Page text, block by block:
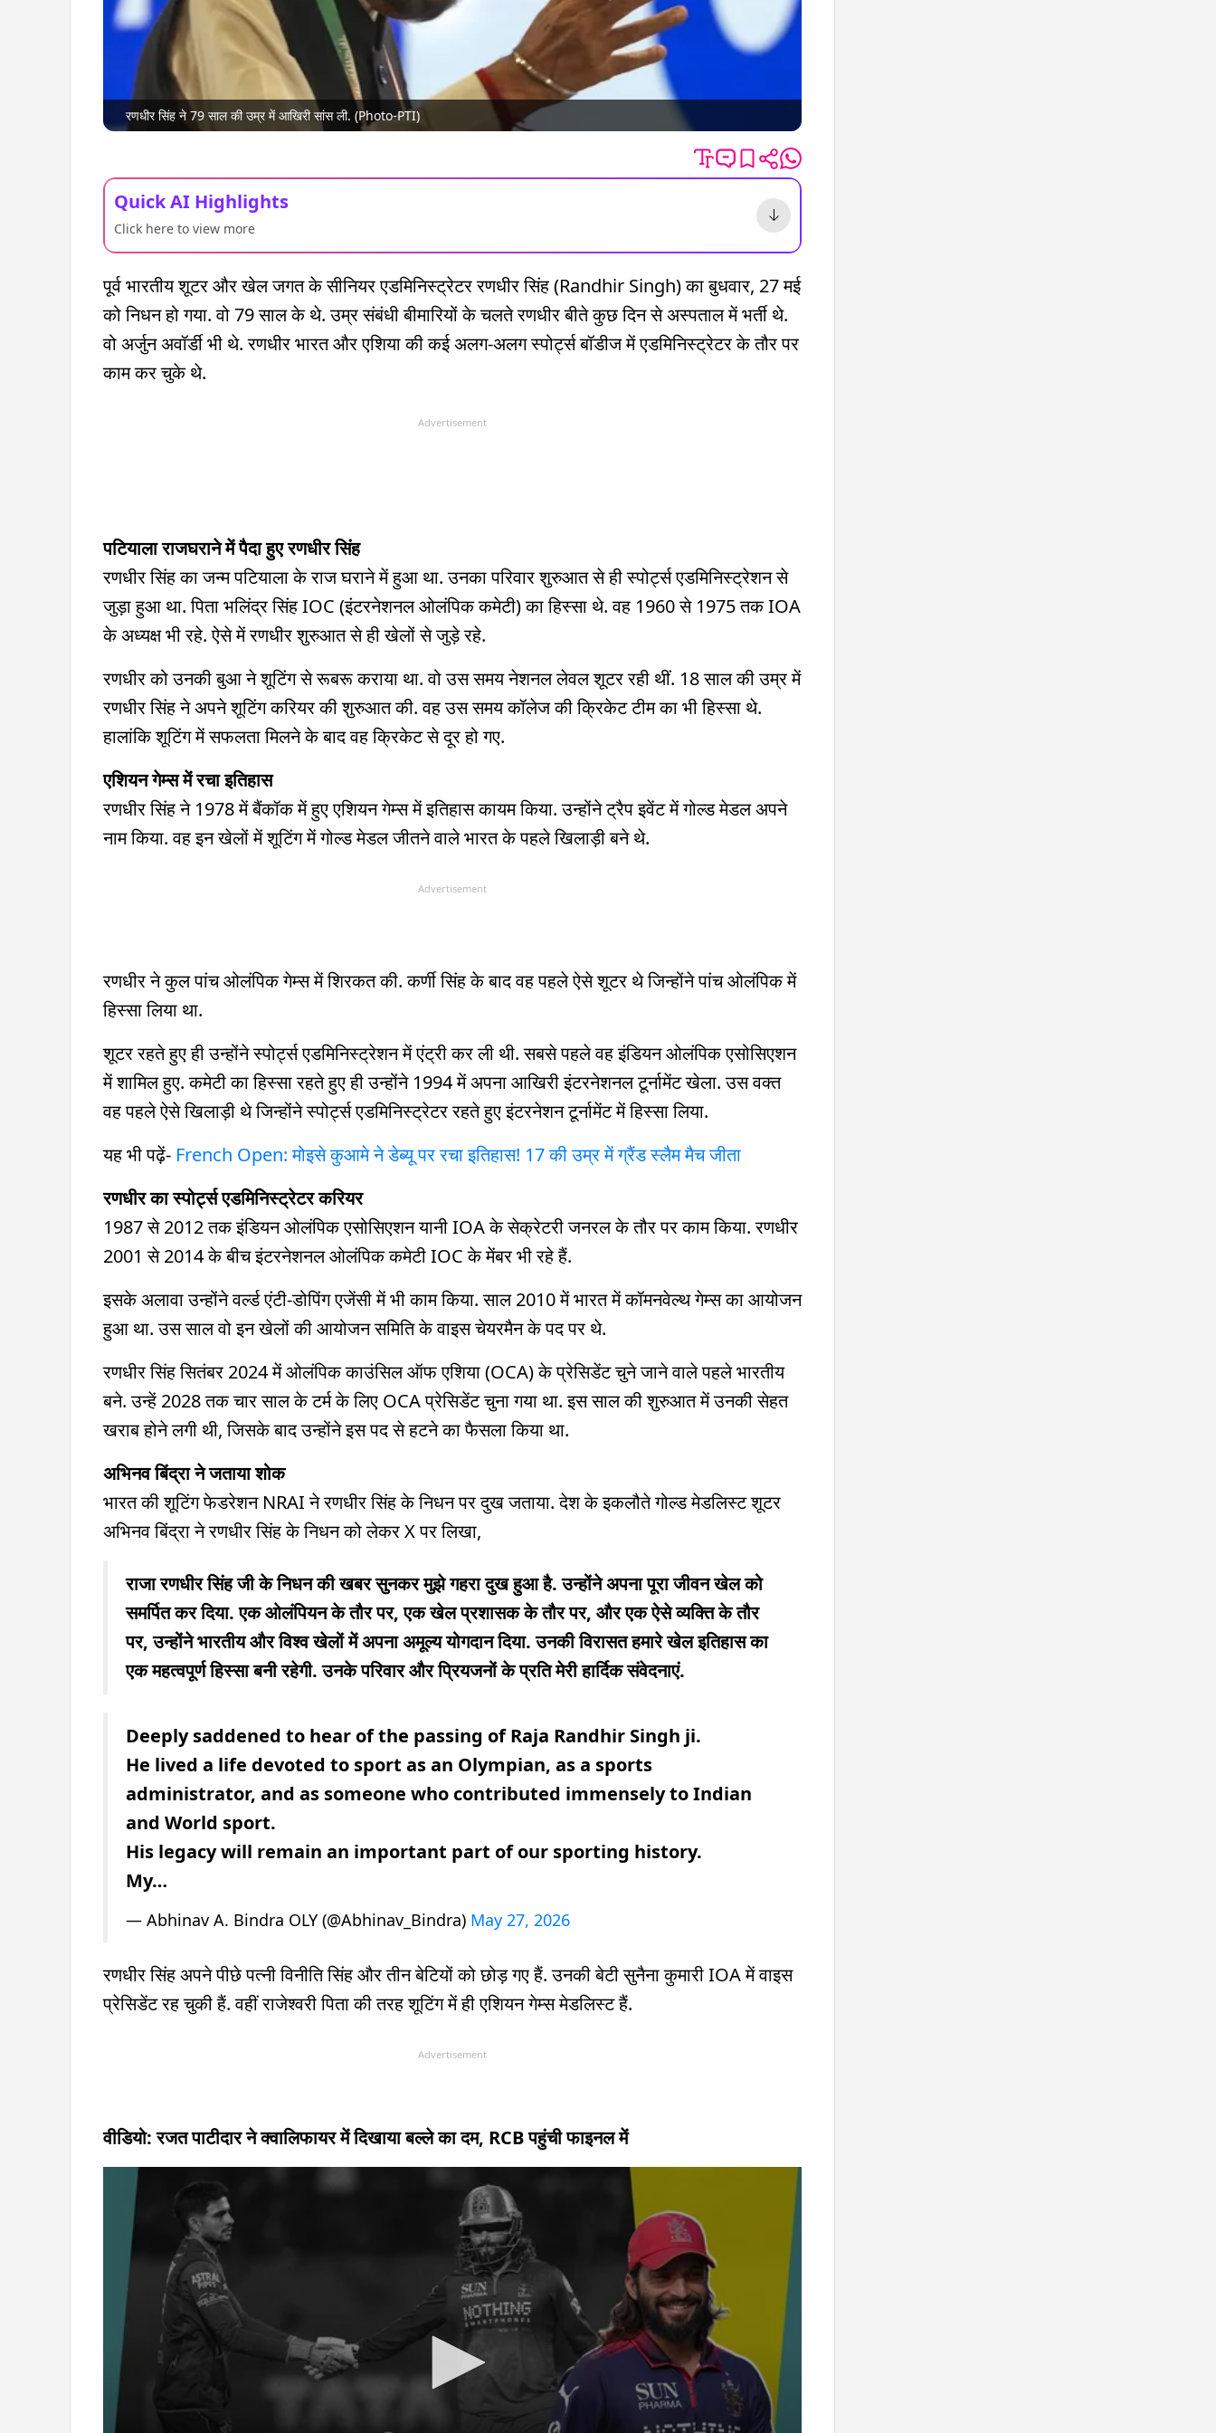
रणधीर सिंह ने 79 साल की उम्र में आखिरी सांस ली. (Photo-PTI)
Quick AI Highlights
Click here to view more
पूर्व भारतीय शूटर और खेल जगत के सीनियर एडमिनिस्ट्रेटर रणधीर सिंह (Randhir Singh) का बुधवार, 27 मई
को निधन हो गया. वो 79 साल के थे. उम्र संबंधी बीमारियों के चलते रणधीर बीते कुछ दिन से अस्पताल में भर्ती थे.
वो अर्जुन अवॉर्डी भी थे. रणधीर भारत और एशिया की कई अलग-अलग स्पोर्ट्स बॉडीज में एडमिनिस्ट्रेटर के तौर पर
काम कर चुके थे.
Advertisement
पटियाला राजघराने में पैदा हुए रणधीर सिंह
रणधीर सिंह का जन्म पटियाला के राज घराने में हुआ था. उनका परिवार शुरुआत से ही स्पोर्ट्स एडमिनिस्ट्रेशन से
जुड़ा हुआ था. पिता भलिंद्र सिंह IOC (इंटरनेशनल ओलंपिक कमेटी) का हिस्सा थे. वह 1960 से 1975 तक IOA
के अध्यक्ष भी रहे. ऐसे में रणधीर शुरुआत से ही खेलों से जुड़े रहे.
रणधीर को उनकी बुआ ने शूटिंग से रूबरू कराया था. वो उस समय नेशनल लेवल शूटर रही थीं. 18 साल की उम्र में
रणधीर सिंह ने अपने शूटिंग करियर की शुरुआत की. वह उस समय कॉलेज की क्रिकेट टीम का भी हिस्सा थे.
हालांकि शूटिंग में सफलता मिलने के बाद वह क्रिकेट से दूर हो गए.
एशियन गेम्स में रचा इतिहास
रणधीर सिंह ने 1978 में बैंकॉक में हुए एशियन गेम्स में इतिहास कायम किया. उन्होंने ट्रैप इवेंट में गोल्ड मेडल अपने
नाम किया. वह इन खेलों में शूटिंग में गोल्ड मेडल जीतने वाले भारत के पहले खिलाड़ी बने थे.
Advertisement
रणधीर ने कुल पांच ओलंपिक गेम्स में शिरकत की. कर्णी सिंह के बाद वह पहले ऐसे शूटर थे जिन्होंने पांच ओलंपिक में
हिस्सा लिया था.
शूटर रहते हुए ही उन्होंने स्पोर्ट्स एडमिनिस्ट्रेशन में एंट्री कर ली थी. सबसे पहले वह इंडियन ओलंपिक एसोसिएशन
में शामिल हुए. कमेटी का हिस्सा रहते हुए ही उन्होंने 1994 में अपना आखिरी इंटरनेशनल टूर्नामेंट खेला. उस वक्त
वह पहले ऐसे खिलाड़ी थे जिन्होंने स्पोर्ट्स एडमिनिस्ट्रेटर रहते हुए इंटरनेशन टूर्नामेंट में हिस्सा लिया.
यह भी पढ़ें- French Open: मोइसे कुआमे ने डेब्यू पर रचा इतिहास! 17 की उम्र में ग्रैंड स्लैम मैच जीता
रणधीर का स्पोर्ट्स एडमिनिस्ट्रेटर करियर
1987 से 2012 तक इंडियन ओलंपिक एसोसिएशन यानी IOA के सेक्रेटरी जनरल के तौर पर काम किया. रणधीर
2001 से 2014 के बीच इंटरनेशनल ओलंपिक कमेटी IOC के मेंबर भी रहे हैं.
इसके अलावा उन्होंने वर्ल्ड एंटी-डोपिंग एजेंसी में भी काम किया. साल 2010 में भारत में कॉमनवेल्थ गेम्स का आयोजन
हुआ था. उस साल वो इन खेलों की आयोजन समिति के वाइस चेयरमैन के पद पर थे.
रणधीर सिंह सितंबर 2024 में ओलंपिक काउंसिल ऑफ एशिया (OCA) के प्रेसिडेंट चुने जाने वाले पहले भारतीय
बने. उन्हें 2028 तक चार साल के टर्म के लिए OCA प्रेसिडेंट चुना गया था. इस साल की शुरुआत में उनकी सेहत
खराब होने लगी थी, जिसके बाद उन्होंने इस पद से हटने का फैसला किया था.
अभिनव बिंद्रा ने जताया शोक
भारत की शूटिंग फेडरेशन NRAI ने रणधीर सिंह के निधन पर दुख जताया. देश के इकलौते गोल्ड मेडलिस्ट शूटर
अभिनव बिंद्रा ने रणधीर सिंह के निधन को लेकर X पर लिखा,
राजा रणधीर सिंह जी के निधन की खबर सुनकर मुझे गहरा दुख हुआ है. उन्होंने अपना पूरा जीवन खेल को
समर्पित कर दिया. एक ओलंपियन के तौर पर, एक खेल प्रशासक के तौर पर, और एक ऐसे व्यक्ति के तौर
पर, उन्होंने भारतीय और विश्व खेलों में अपना अमूल्य योगदान दिया. उनकी विरासत हमारे खेल इतिहास का
एक महत्वपूर्ण हिस्सा बनी रहेगी. उनके परिवार और प्रियजनों के प्रति मेरी हार्दिक संवेदनाएं.
Deeply saddened to hear of the passing of Raja Randhir Singh ji.
He lived a life devoted to sport as an Olympian, as a sports
administrator, and as someone who contributed immensely to Indian
and World sport.
His legacy will remain an important part of our sporting history.
My…
— Abhinav A. Bindra OLY (@Abhinav_Bindra) May 27, 2026
रणधीर सिंह अपने पीछे पत्नी विनीति सिंह और तीन बेटियों को छोड़ गए हैं. उनकी बेटी सुनैना कुमारी IOA में वाइस
प्रेसिडेंट रह चुकी हैं. वहीं राजेश्वरी पिता की तरह शूटिंग में ही एशियन गेम्स मेडलिस्ट हैं.
Advertisement
वीडियो: रजत पाटीदार ने क्वालिफायर में दिखाया बल्ले का दम, RCB पहुंची फाइनल में